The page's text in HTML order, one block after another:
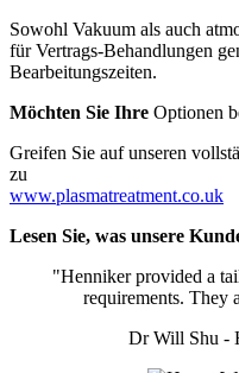
Sowohl Vakuum als auch
für Vertrags-Behandlungen
Bearbeitungszeiten.
Möchten Sie Ihre Optionen
Greifen Sie auf unseren
zu
www.plasmatreatment.co.uk
Lesen Sie, was unsere
"Henniker provided a
requirements. They
Dr Will Shu -